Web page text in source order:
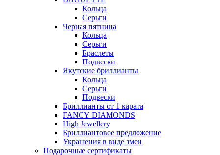
Кольца
Серьги
Черная пятница
Кольца
Серьги
Браслеты
Подвески
Якутские бриллианты
Кольца
Серьги
Подвески
Бриллианты от 1 карата
FANCY DIAMONDS
High Jewellery
Бриллиантовое предложение
Украшения в виде змеи
Подарочные сертификаты